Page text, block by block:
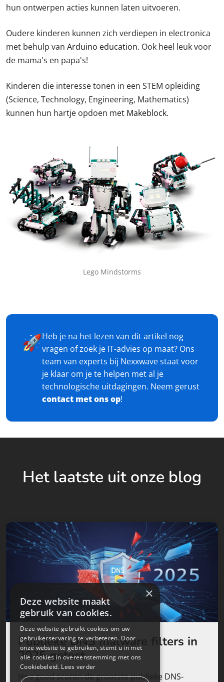
hun ontwerpen acties kunnen laten uitvoeren.
Oudere kinderen kunnen zich verdiepen in electronica
met behulp van Arduino education. Ook heel leuk voor
de mama's en papa's!
Kinderen die interesse tonen in een STEM opleiding
(Science, Technology, Engineering, Mathematics)
kunnen hun hartje opdoen met Makeblock.
Lego Mindstorms
🚀Heb je na het lezen van dit artikel nog
vragen of zoek je IT-advies op maat? Ons
team van experts bij Nexxwave staat voor
je klaar om je te helpen met al je
technologische uitdagingen. Neem gerust
contact met ons op!
Het laatste uit onze blog
Publieke DNS malware filters in
2025 getest
Hoe goed scoren de grootste publieke DNS-
×
Deze website maakt
gebruik van cookies.
Deze website gebruikt cookies om uw
gebruikerservaring te verbeteren. Door
onze website te gebruiken, stemt u in met
alle cookies in overeenstemming met ons
Cookiebeleid. Lees verder